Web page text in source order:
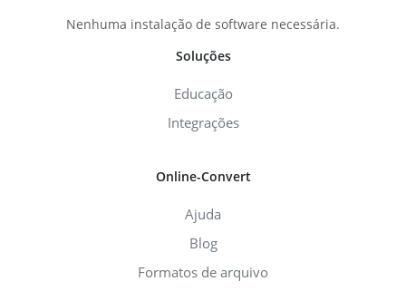
Nenhuma instalação de software necessária.
Soluções
Educação
Integrações
Online-Convert
Ajuda
Blog
Formatos de arquivo